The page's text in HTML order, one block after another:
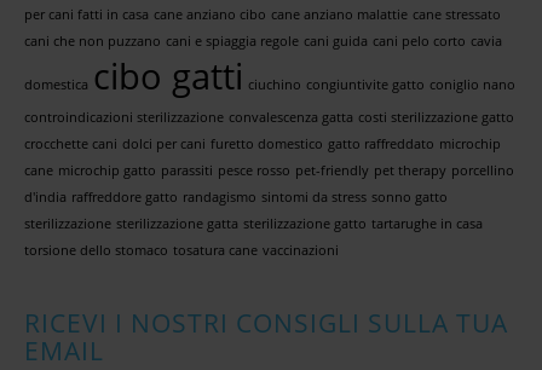
per cani fatti in casa cane anziano cibo cane anziano malattie cane stressato
cani che non puzzano cani e spiaggia regole cani guida cani pelo corto cavia
domestica cibo gatti ciuchino congiuntivite gatto coniglio nano
controindicazioni sterilizzazione convalescenza gatta costi sterilizzazione gatto
crocchette cani dolci per cani furetto domestico gatto raffreddato microchip
cane microchip gatto parassiti pesce rosso pet-friendly pet therapy porcellino
d'india raffreddore gatto randagismo sintomi da stress sonno gatto
sterilizzazione sterilizzazione gatta sterilizzazione gatto tartarughe in casa
torsione dello stomaco tosatura cane vaccinazioni
RICEVI I NOSTRI CONSIGLI SULLA TUA
EMAIL